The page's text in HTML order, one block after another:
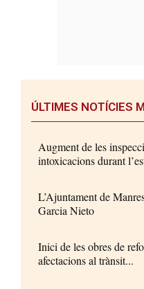
ÚLTIMES NOTÍCIES
Augment de les
intoxicacions durant
L’Ajuntament de
Garcia Nieto
Inici de les obres de
afectacions al trànsit...